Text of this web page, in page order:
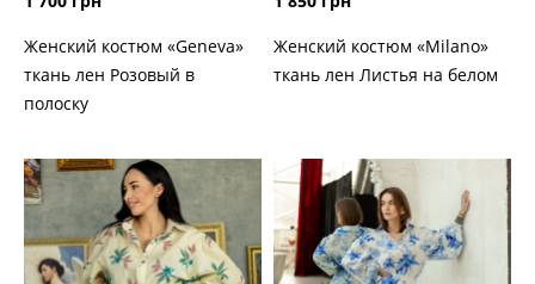
Женский костюм «Geneva»
ткань лен Розовый в
полоску
Женский костюм «Milano»
ткань лен Листья на белом